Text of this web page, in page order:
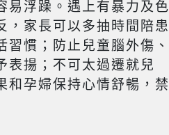
易浮躁。遇上有暴力及色
，家長可以多抽時間陪患
慣；防止兒童腦外傷、
表揚；不可太過遷就兒
和孕婦保持心情舒暢，禁